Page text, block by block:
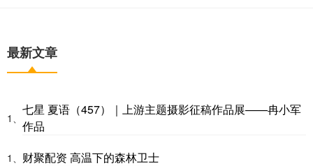
最新文章
1、
七星 夏语（457）｜上游主题摄影征稿作品展——冉小军
作品
1、 财聚配资 高温下的森林卫士